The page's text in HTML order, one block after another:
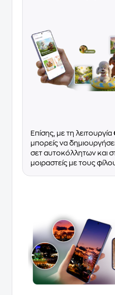
Επίσης, με τη λειτουργία
μπορείς να
σετ αυτοκόλλητων και
μοιραστείς με τους